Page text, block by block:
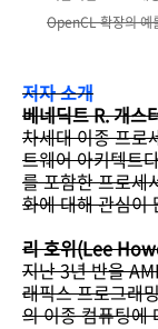
OpenCL 확장의 예
저자 소개
베네딕트 R. 개
차세대 이종 프로
트웨어 아키텍트
를 포함한 프로세
화에 대해 관심이
리 호위(Lee
지난 3년 반을
래픽스 프로그래
의 이종 컴퓨팅에